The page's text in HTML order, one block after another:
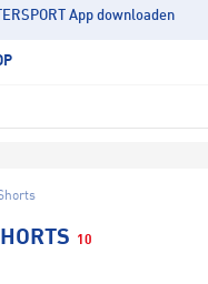
App downloaden
10